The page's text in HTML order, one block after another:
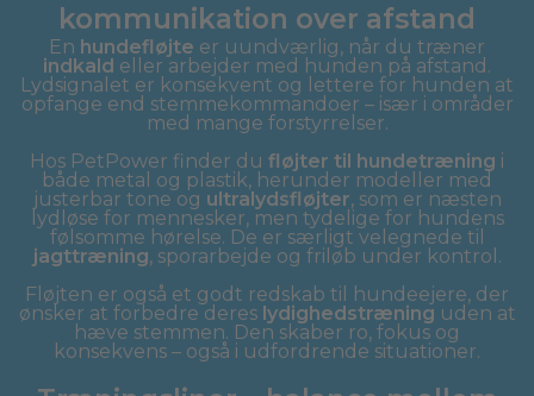
kommunikation over afstand
En hundefløjte er uundværlig, når du træner
indkald eller arbejder med hunden på afstand.
Lydsignalet er konsekvent og lettere for hunden at
opfange end stemmekommandoer – især i områder
med mange forstyrrelser.
Hos PetPower finder du fløjter til hundetræning i
både metal og plastik, herunder modeller med
justerbar tone og ultralydsfløjter, som er næsten
lydløse for mennesker, men tydelige for hundens
følsomme hørelse. De er særligt velegnede til
jagttræning, sporarbejde og friløb under kontrol.
Fløjten er også et godt redskab til hundeejere, der
ønsker at forbedre deres lydighedstræning uden at
hæve stemmen. Den skaber ro, fokus og
konsekvens – også i udfordrende situationer.